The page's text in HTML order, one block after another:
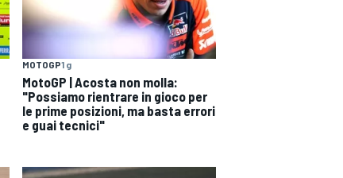
MOTOGP1 g
MotoGP | Acosta non molla:
"Possiamo rientrare in gioco per
le prime posizioni, ma basta errori
e guai tecnici"